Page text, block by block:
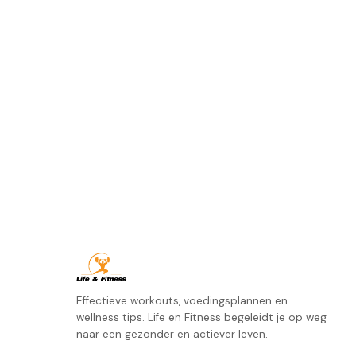
Effectieve workouts, voedingsplannen en
wellness tips. Life en Fitness begeleidt je op weg
naar een gezonder en actiever leven.